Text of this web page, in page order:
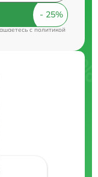
c политикой